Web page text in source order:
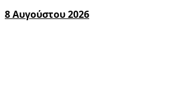
8 Αυγούστου 2026